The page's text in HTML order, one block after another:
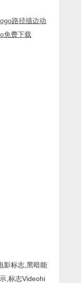
影标志,黑暗能
,标志Videohi